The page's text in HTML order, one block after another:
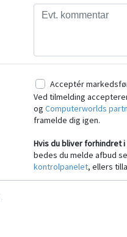
Acceptér
Ved tilmelding
og Computerworlds
framelde dig igen.
Hvis du bliver forhindret
bedes du melde afbud
kontrolpanelet, ellers